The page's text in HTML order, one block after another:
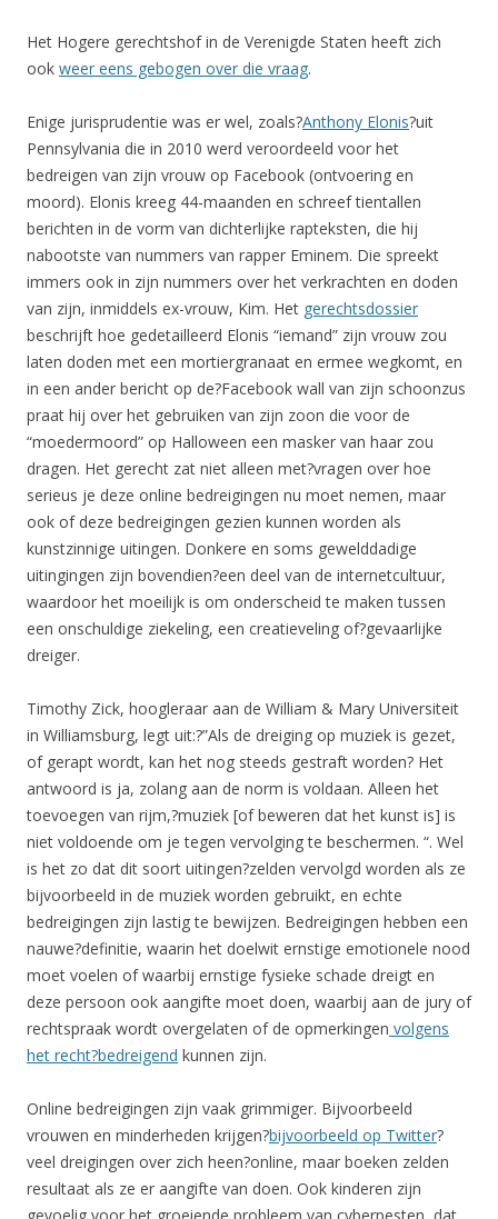
Het Hogere gerechtshof in de Verenigde Staten heeft zich
ook weer eens gebogen over die vraag.
Enige jurisprudentie was er wel, zoals?Anthony Elonis?uit
Pennsylvania die in 2010 werd veroordeeld voor het
bedreigen van zijn vrouw op Facebook (ontvoering en
moord). Elonis kreeg 44-maanden en schreef tientallen
berichten in de vorm van dichterlijke rapteksten, die hij
nabootste van nummers van rapper Eminem. Die spreekt
immers ook in zijn nummers over het verkrachten en doden
van zijn, inmiddels ex-vrouw, Kim. Het gerechtsdossier
beschrijft hoe gedetailleerd Elonis “iemand” zijn vrouw zou
laten doden met een mortiergranaat en ermee wegkomt, en
in een ander bericht op de?Facebook wall van zijn schoonzus
praat hij over het gebruiken van zijn zoon die voor de
“moedermoord” op Halloween een masker van haar zou
dragen. Het gerecht zat niet alleen met?vragen over hoe
serieus je deze online bedreigingen nu moet nemen, maar
ook of deze bedreigingen gezien kunnen worden als
kunstzinnige uitingen. Donkere en soms gewelddadige
uitingingen zijn bovendien?een deel van de internetcultuur,
waardoor het moeilijk is om onderscheid te maken tussen
een onschuldige ziekeling, een creatieveling of?gevaarlijke
dreiger.
Timothy Zick, hoogleraar aan de William & Mary Universiteit
in Williamsburg, legt uit:?”Als de dreiging op muziek is gezet,
of gerapt wordt, kan het nog steeds gestraft worden? Het
antwoord is ja, zolang aan de norm is voldaan. Alleen het
toevoegen van rijm,?muziek [of beweren dat het kunst is] is
niet voldoende om je tegen vervolging te beschermen. “. Wel
is het zo dat dit soort uitingen?zelden vervolgd worden als ze
bijvoorbeeld in de muziek worden gebruikt, en echte
bedreigingen zijn lastig te bewijzen. Bedreigingen hebben een
nauwe?definitie, waarin het doelwit ernstige emotionele nood
moet voelen of waarbij ernstige fysieke schade dreigt en
deze persoon ook aangifte moet doen, waarbij aan de jury of
rechtspraak wordt overgelaten of de opmerkingen volgens
het recht?bedreigend kunnen zijn.
Online bedreigingen zijn vaak grimmiger. Bijvoorbeeld
vrouwen en minderheden krijgen?bijvoorbeeld op Twitter?
veel dreigingen over zich heen?online, maar boeken zelden
resultaat als ze er aangifte van doen. Ook kinderen zijn